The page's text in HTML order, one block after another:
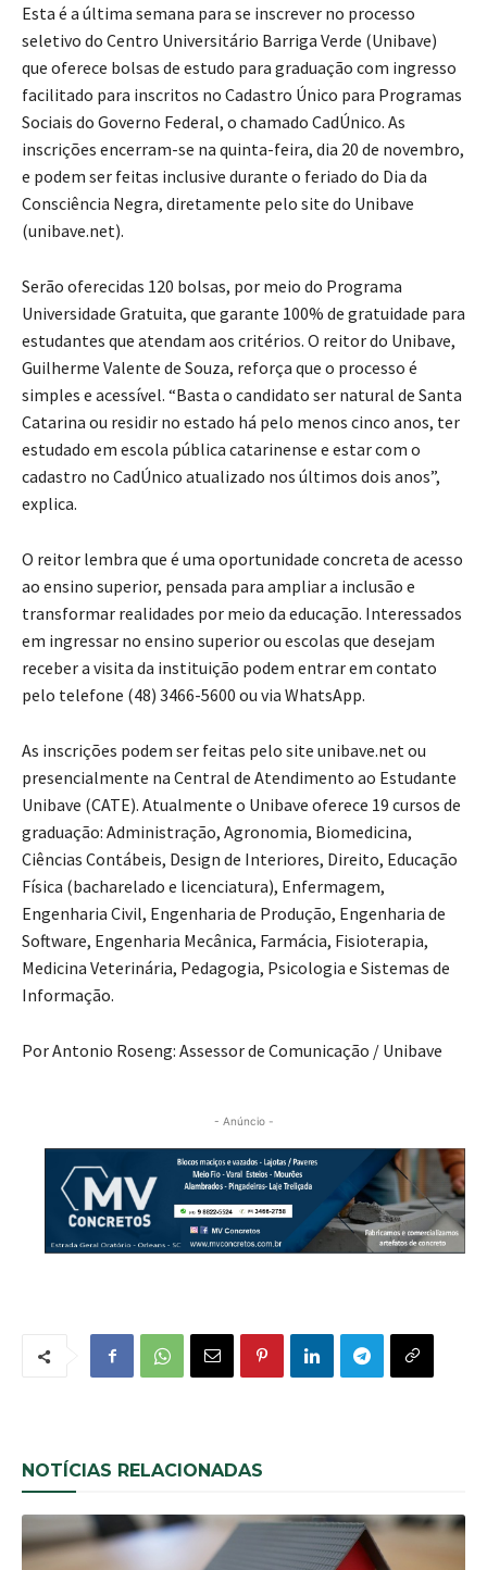
Esta é a última semana para se inscrever no processo
seletivo do Centro Universitário Barriga Verde (Unibave)
que oferece bolsas de estudo para graduação com ingresso
facilitado para inscritos no Cadastro Único para Programas
Sociais do Governo Federal, o chamado CadÚnico. As
inscrições encerram-se na quinta-feira, dia 20 de novembro,
e podem ser feitas inclusive durante o feriado do Dia da
Consciência Negra, diretamente pelo site do Unibave
(unibave.net).
Serão oferecidas 120 bolsas, por meio do Programa
Universidade Gratuita, que garante 100% de gratuidade para
estudantes que atendam aos critérios. O reitor do Unibave,
Guilherme Valente de Souza, reforça que o processo é
simples e acessível. “Basta o candidato ser natural de Santa
Catarina ou residir no estado há pelo menos cinco anos, ter
estudado em escola pública catarinense e estar com o
cadastro no CadÚnico atualizado nos últimos dois anos”,
explica.
O reitor lembra que é uma oportunidade concreta de acesso
ao ensino superior, pensada para ampliar a inclusão e
transformar realidades por meio da educação. Interessados
em ingressar no ensino superior ou escolas que desejam
receber a visita da instituição podem entrar em contato
pelo telefone (48) 3466-5600 ou via WhatsApp.
As inscrições podem ser feitas pelo site unibave.net ou
presencialmente na Central de Atendimento ao Estudante
Unibave (CATE). Atualmente o Unibave oferece 19 cursos de
graduação: Administração, Agronomia, Biomedicina,
Ciências Contábeis, Design de Interiores, Direito, Educação
Física (bacharelado e licenciatura), Enfermagem,
Engenharia Civil, Engenharia de Produção, Engenharia de
Software, Engenharia Mecânica, Farmácia, Fisioterapia,
Medicina Veterinária, Pedagogia, Psicologia e Sistemas de
Informação.
Por Antonio Roseng: Assessor de Comunicação / Unibave
- Anúncio -
NOTÍCIAS RELACIONADAS